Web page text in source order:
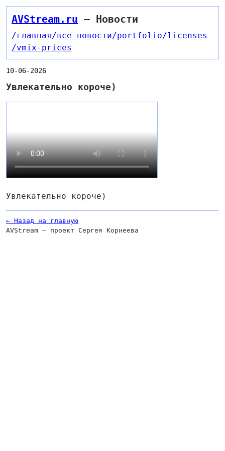
AVStream.ru — Новости
/главная/все-новости/portfolio/licenses
/vmix-prices
10-06-2026
Увлекательно короче)
Увлекательно короче)
← Назад на главную
AVStream — проект Сергея Корнеева